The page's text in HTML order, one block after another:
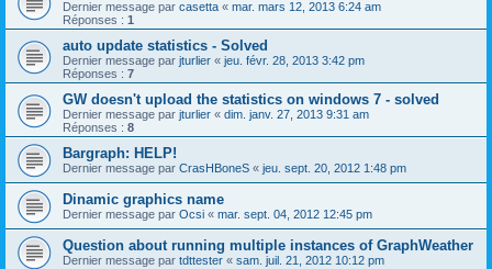
Dernier message par casetta « mar. mars 12, 2013 6:24 am
Réponses : 1
auto update statistics - Solved
Dernier message par jturlier « jeu. févr. 28, 2013 3:42 pm
Réponses : 7
GW doesn't upload the statistics on windows 7 - solved
Dernier message par jturlier « dim. janv. 27, 2013 9:31 am
Réponses : 8
Bargraph: HELP!
Dernier message par CrasHBoneS « jeu. sept. 20, 2012 1:48 pm
Dinamic graphics name
Dernier message par Ocsi « mar. sept. 04, 2012 12:45 pm
Question about running multiple instances of GraphWeather
Dernier message par tdttester « sam. juil. 21, 2012 10:12 pm